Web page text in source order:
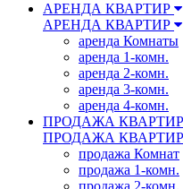
АРЕНДА КВАРТИР
АРЕНДА КВАРТИР
аренда Комнаты
аренда 1-комн.
аренда 2-комн.
аренда 3-комн.
аренда 4-комн.
ПРОДАЖА КВАРТИР
ПРОДАЖА КВАРТИР
продажа Комнат
продажа 1-комн.